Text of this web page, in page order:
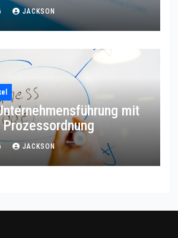
JACKSON
mit
JACKSON